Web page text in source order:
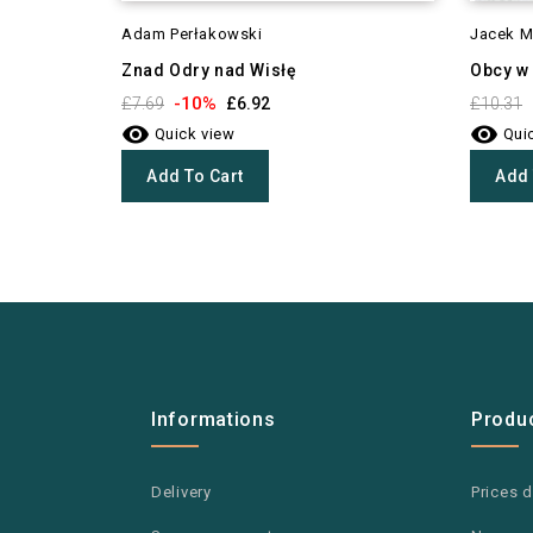
Adam Perłakowski
Znad Odry nad Wisłę
£7.69 -10% £6.92
 Quick view
Add To Cart
Jacek
Obcy
£10.31

Add
Informations
Delivery Prices